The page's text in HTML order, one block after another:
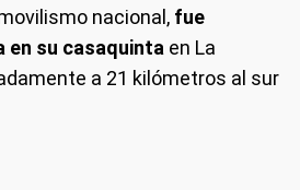
nacional, fue
en su casaquinta en La
a 21 kilómetros al sur